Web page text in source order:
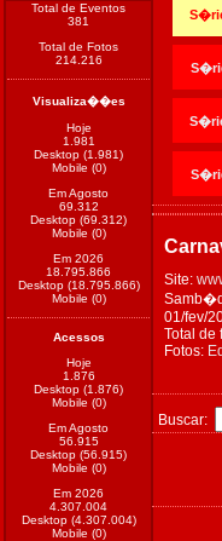
Total de Eventos
381
Total de Fotos
214.216
Visualiza��es
Hoje
1.981
Desktop (1.981)
Mobile (0)
Em Agosto
69.312
Desktop (69.312)
Mobile (0)
Em 2026
18.795.866
Desktop (18.795.866)
Mobile (0)
Acessos
Hoje
1.876
Desktop (1.876)
Mobile (0)
Em Agosto
56.915
Desktop (56.915)
Mobile (0)
Em 2026
4.307.004
Desktop (4.307.004)
Mobile (0)
Site:
01/fev/
Total de
Fotos:
Buscar: